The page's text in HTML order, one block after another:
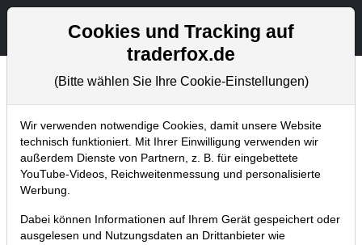
Aktien- und Artikelsuche
Trader-Blog
Home Blog Trader-Blog
aktien RANKINGS -
Qualitätsaktien mit neuen
Hochs
Cookies und Tracking auf
traderfox.de
(Bitte wählen Sie Ihre Cookie-Einstellungen)
Wir verwenden notwendige Cookies, damit unsere Website
technisch funktioniert. Mit Ihrer Einwilligung verwenden wir
außerdem Dienste von Partnern, z. B. für eingebettete
YouTube-Videos, Reichweitenmessung und personalisierte
Werbung.
Dabei können Informationen auf Ihrem Gerät gespeichert oder
ausgelesen und Nutzungsdaten an Drittanbieter wie